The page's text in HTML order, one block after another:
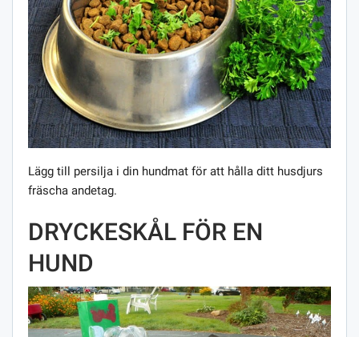
Lägg till persilja i din hundmat för att hålla ditt husdjurs
fräscha andetag.
DRYCKESKÅL FÖR EN
HUND